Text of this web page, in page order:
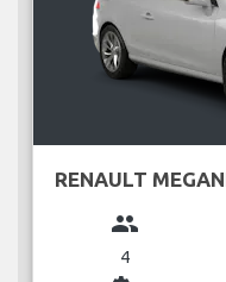
RENAULT
group
4